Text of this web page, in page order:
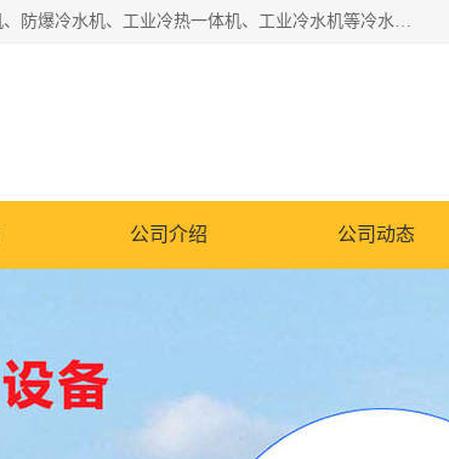
南京康嘉温控设备有限公司是一家工业冷水机厂家，主营产品：低温冷水机、防爆冷水机、工业冷热一体机、工业冷水机等冷水机，公司依托南京工业大学的技术，汇集众多业内技术，不断管理模式，使得我们的产品始终处于国内成员之一水平，在业界享有很高赞誉，是欧洲、北美、中东、东南亚等多个国家和地区。
公司介绍 公司动态